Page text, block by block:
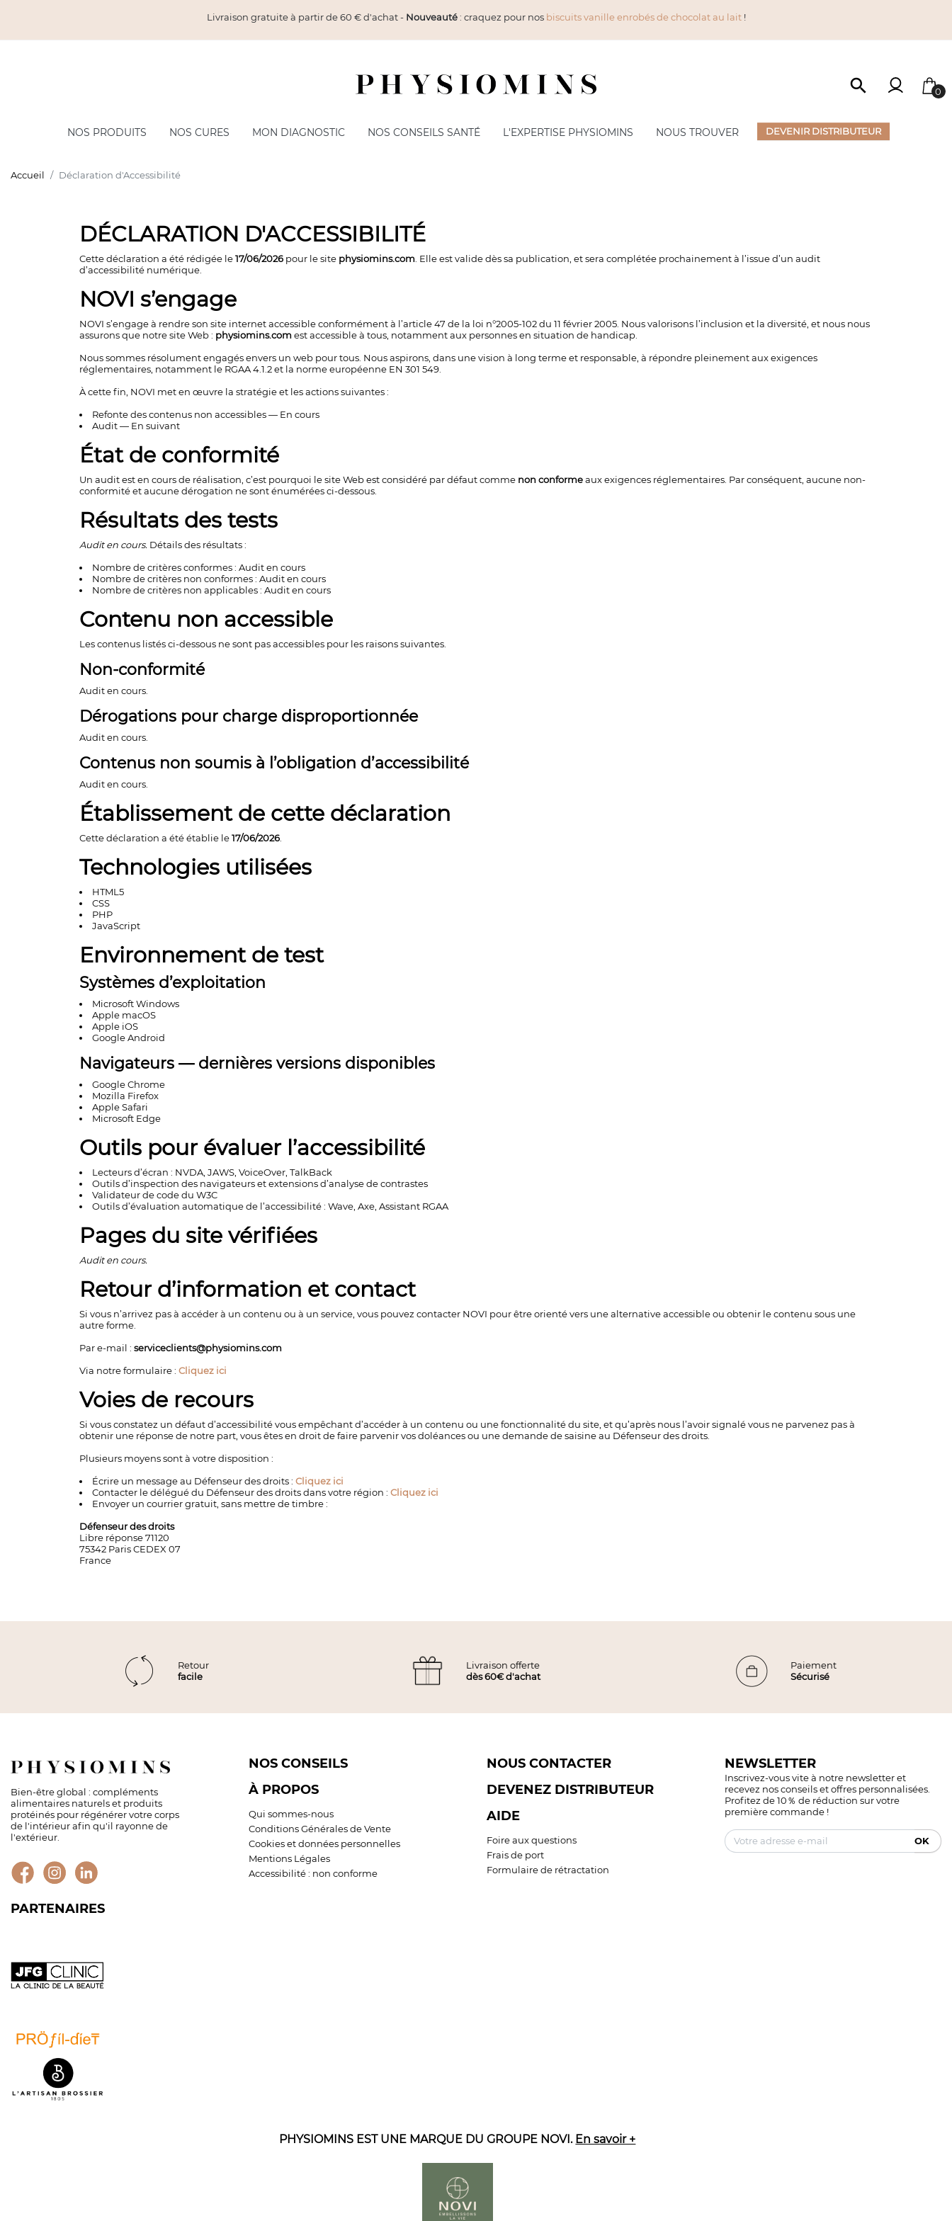
Livraison gratuite à partir de 60 € d'achat - Nouveauté: craquez pour nos biscuits vanille enrobés de chocolat au lait!
 0
NOS PRODUITS
Draineurs & Rétention d'eau
Brûle-graisse
Coupe faim
Vitalité & Énergie
Digestion & Microbiote
Immunité
Beauté de la Peau
Beauté des Cheveux & Ongles
Les cures
Circulation
Beauté de la Peau
Snack
Accessoires
NOS CURES MON DIAGNOSTIC NOS CONSEILS SANTÉ L'EXPERTISE PHYSIOMINS NOUS TROUVER DEVENIR DISTRIBUTEUR
Accueil Déclaration d'Accessibilité
DÉCLARATION D'ACCESSIBILITÉ
Cette déclaration a été rédigée le17/06/2026 pour le site physiomins.com . Elle est valide dès sa publication, et sera complétée prochainement à l’issue d’un audit
d’accessibilité numérique.
NOVI s’engage
NOVI s’engage à rendre son site internet accessible conformément à l’article 47 de la loi n°2005-102 du 11 février 2005. Nous valorisons l’inclusion et la diversité, et nous nous
assurons que notre site Web : physiomins.comest accessible à tous, notamment aux personnes en situation de handicap.
Nous sommes résolument engagés envers un web pour tous. Nous aspirons, dans une vision à long terme et responsable, à répondre pleinement aux exigences
réglementaires, notamment le RGAA 4.1.2 et la norme européenne EN 301 549.
À cette fin, NOVI met en œuvre la stratégie et les actions suivantes :
Refonte des contenus non accessibles — En cours
Audit — En suivant
État de conformité
Un audit est en cours de réalisation, c’est pourquoi le site Web est considéré par défaut comme non conformeaux exigences réglementaires. Par conséquent, aucune non-
conformité et aucune dérogation ne sont énumérées ci-dessous.
Résultats des tests
Audit en cours. Détails des résultats :
Nombre de critères conformes : Audit en cours
Nombre de critères non conformes : Audit en cours
Nombre de critères non applicables : Audit en cours
Contenu non accessible
Les contenus listés ci-dessous ne sont pas accessibles pour les raisons suivantes.
Non-conformité
Audit en cours.
Dérogations pour charge disproportionnée
Audit en cours.
Contenus non soumis à l’obligation d’accessibilité
Audit en cours.
Établissement de cette déclaration
Cette déclaration a été établie le17/06/2026
Technologies utilisées
HTML5
CSS
PHP
JavaScript
Environnement de test
Systèmes d’exploitation
Microsoft Windows
Apple macOS
Apple iOS
Google Android
Navigateurs — dernières versions disponibles
Google Chrome
Mozilla Firefox
Apple Safari
Microsoft Edge
Outils pour évaluer l’accessibilité
Lecteurs d’écran : NVDA, JAWS, VoiceOver, TalkBack
Outils d’inspection des navigateurs et extensions d’analyse de contrastes
Validateur de code du W3C
Outils d’évaluation automatique de l’accessibilité : Wave, Axe, Assistant RGAA
Pages du site vérifiées
Audit en cours.
Retour d’information et contact
Si vous n’arrivez pas à accéder à un contenu ou à un service, vous pouvez contacter NOVI pour être orienté vers une alternative accessible ou obtenir le contenu sous une
autre forme.
Par e-mail : serviceclients@physiomins.com
Via notre formulaire : Cliquez ici
Voies de recours
Si vous constatez un défaut d’accessibilité vous empêchant d’accéder à un contenu ou une fonctionnalité du site, et qu’après nous l’avoir signalé vous ne parvenez pas à
obtenir une réponse de notre part, vous êtes en droit de faire parvenir vos doléances ou une demande de saisine au Défenseur des droits.
Plusieurs moyens sont à votre disposition :
Écrire un message au Défenseur des droits : Cliquez ici
Contacter le délégué du Défenseur des droits dans votre région : Cliquez ici
Envoyer un courrier gratuit, sans mettre de timbre :
Défenseur des droits
Libre réponse 71120
75342 Paris CEDEX 07
France
Retour
facile
Livraison offerte
dès 60€ d'achat
Paiement
Sécurisé
Bien-être global : compléments
alimentaires naturels et produits
protéinés pour régénérer votre corps
de l'intérieur afin qu'il rayonne de
l'extérieur.
PARTENAIRES
NOS CONSEILS
À PROPOS
Qui sommes-nous
Conditions Générales de Vente
Cookies et données personnelles
Mentions Légales
Accessibilité : non conforme
NOUS CONTACTER
DEVENEZ DISTRIBUTEUR
AIDE
Foire aux questions
Frais de port
Formulaire de rétractation
NEWSLETTER
Inscrivez-vous vite à notre newsletter et
recevez nos conseils et offres personnalisées.
Profitez de 10％ de réduction sur votre
première commande !
OK
PHYSIOMINS EST UNE MARQUE DU GROUPE NOVI. En savoir +